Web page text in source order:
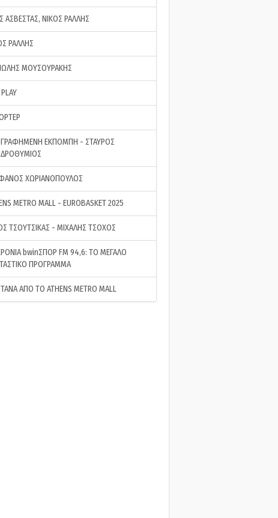
ΑΣΒΕΣΤΑΣ, ΝΙΚΟΣ ΡΑΛΛΗΣ
ΡΑΛΛΗΣ
ΜΟΥΣΟΥΡΑΚΗΣ
ΕΚΠΟΜΠΗ - ΣΤΑΥΡΟΣ
ΧΩΡΙΑΝΟΠΟΥΛΟΣ
METRO MALL - EUROBASKET 2025
ΤΣΟΥΤΣΙΚΑΣ - ΜΙΧΑΛΗΣ ΤΣΟΧΟΣ
bwinΣΠΟΡ FM 94,6: ΤΟ ΜΕΓΑΛΟ
ΠΡΟΓΡΑΜΜΑ
ΑΠΟ ΤΟ ATHENS METRO MALL